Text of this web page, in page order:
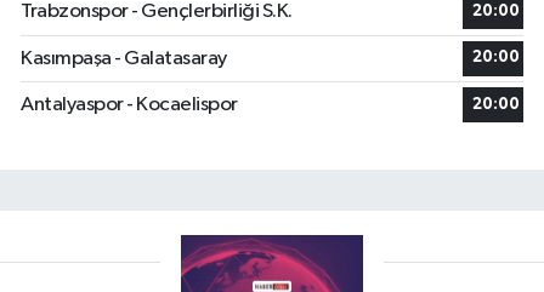
Trabzonspor - Gençlerbirliği S.K. 20:00
Kasımpaşa - Galatasaray 20:00
Antalyaspor - Kocaelispor 20:00